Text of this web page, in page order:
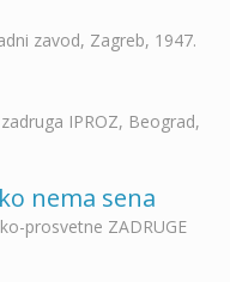
zavod, Zagreb, 1947.
IPROZ, Beograd,
nema sena
prosvetne ZADRUGE